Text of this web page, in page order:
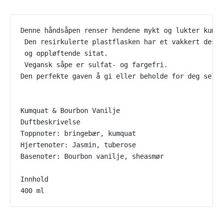
Denne håndsåpen renser hendene mykt og lukter
Den resirkulerte plastflasken har et vakkert
og oppløftende sitat.
Vegansk såpe er sulfat- og fargefri.
Den perfekte gaven å gi eller beholde for deg selv!
Kumquat & Bourbon Vanilje
Duftbeskrivelse
Toppnoter: bringebær, kumquat
Hjertenoter: Jasmin, tuberose
Basenoter: Bourbon vanilje, sheasmør
Innhold
400 ml